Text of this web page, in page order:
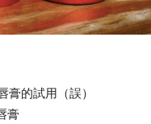
的試用（誤）
膏